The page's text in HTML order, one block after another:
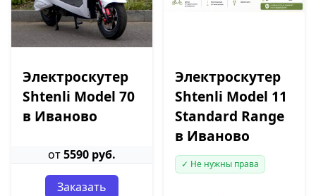
Электроскутер
Shtenli Model 70
в Иваново
от5590 руб.
Заказать
Электроскутер
Shtenli Model 11
Standard Range
в Иваново
✓ Не нужны права